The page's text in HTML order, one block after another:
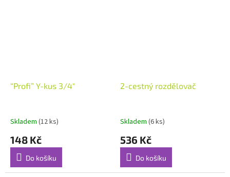
“Profi” Y-kus 3/4"
Skladem (12 ks)
148 Kč
Do košíku
2-cestný rozdělovač
Skladem (6 ks)
536 Kč
Do košíku